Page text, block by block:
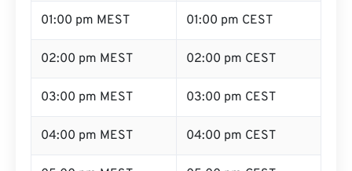
01:00 pm MEST 01:00 pm CEST
02:00 pm MEST 02:00 pm CEST
03:00 pm MEST 03:00 pm CEST
04:00 pm MEST 04:00 pm CEST